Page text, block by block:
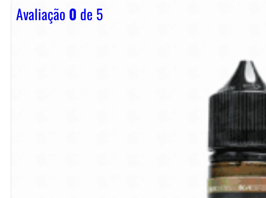
Avaliação0 de 5